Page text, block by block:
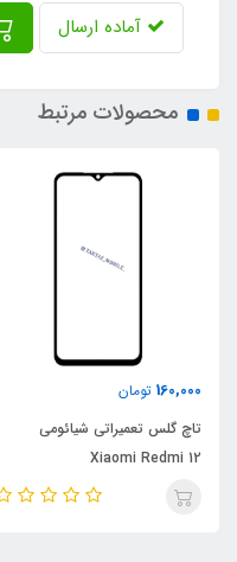
آماده ارسال
محصولات مرتبط
160,000 تومان
تاچ گلس تعمیراتی شیائومی
Xiaomi Redmi 12